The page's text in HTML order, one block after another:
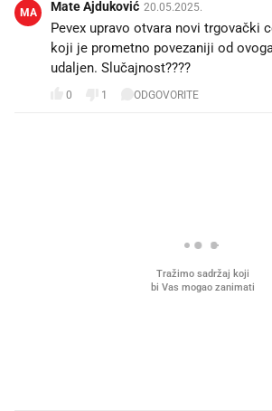
MA Mate Ajduković 20.05.2025.
Pevex upravo otvara novi trgovački
koji je prometno povezaniji od
udaljen. Slučajnost????
0 1 ODGOVORITE